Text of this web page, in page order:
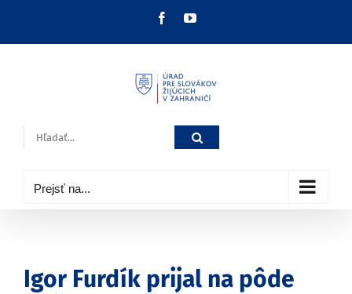
FacebookYouTube
Hľadať:
Prejsť na...
Igor Furdík prijal na pôde